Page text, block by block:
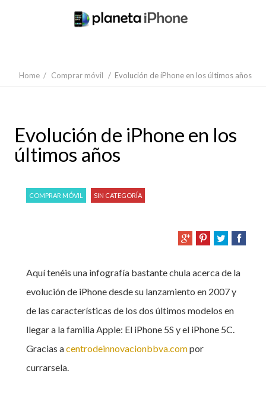
Home / Comprar móvil / Evolución de iPhone en los últimos años
Evolución de iPhone en los
últimos años
COMPRAR MÓVIL SIN CATEGORÍA
Aquí tenéis una infografía bastante chula acerca de la
evolución de iPhone desde su lanzamiento en 2007 y
de las características de los dos últimos modelos en
llegar a la familia Apple: El iPhone 5S y el iPhone 5C.
Gracias acentrodeinnovacionbbva.compor
currarsela.